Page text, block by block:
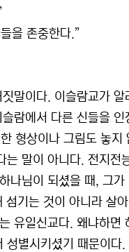
을 존중한다.”
말이다. 이슬람교가
람에서 다른 신들을
형상이나 그림도 놓지
말이 아니다. 전지전
나님이 되셨을 때, 그
기는 것이 아니라 살
유일신교다. 왜냐하면
별시키셨기 때문이